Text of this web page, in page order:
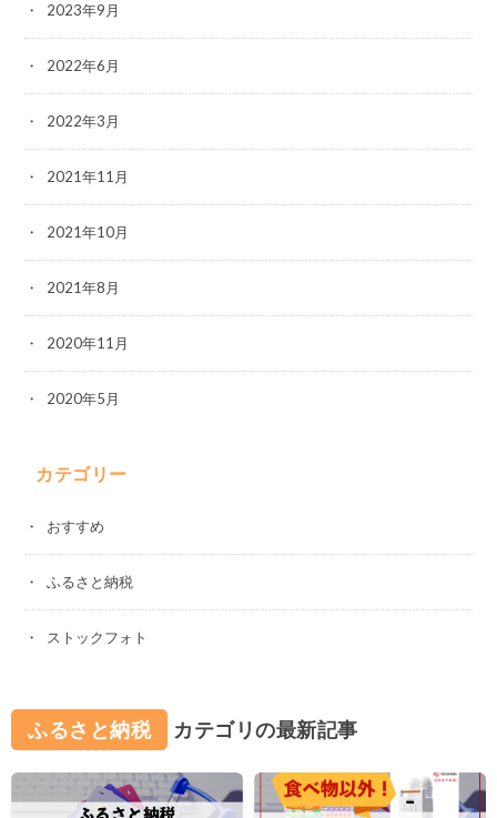
2023年9月
2022年6月
2022年3月
2021年11月
2021年10月
2021年8月
2020年11月
2020年5月
カテゴリー
おすすめ
ふるさと納税
ストックフォト
ふるさと納税 カテゴリの最新記事